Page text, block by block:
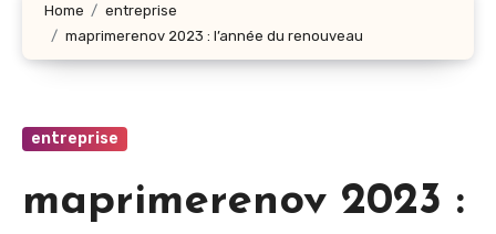
Home
entreprise
maprimerenov 2023 : l’année du renouveau
entreprise
maprimerenov 2023 :